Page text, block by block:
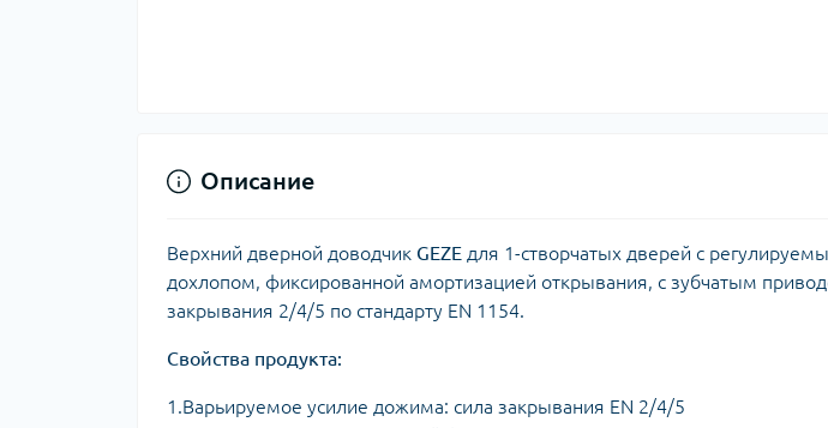
Описание
Верхний дверной доводчик GEZE для 1-створчатых дверей с
дохлопом, фиксированной амортизацией открывания, с зубчатым
закрывания 2/4/5 по стандарту EN 1154.
Свойства продукта:
1.Варьируемое усилие дожима: сила закрывания EN 2/4/5